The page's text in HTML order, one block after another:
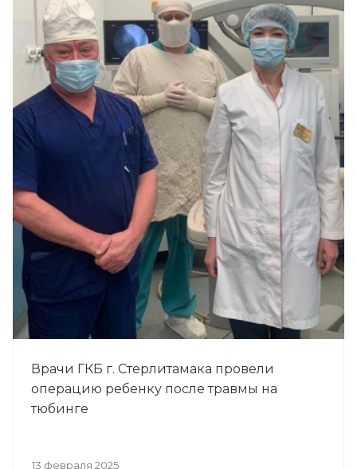
Врачи ГКБ г. Стерлитамака провели
операцию ребенку после травмы на
тюбинге
13 февраля 2025